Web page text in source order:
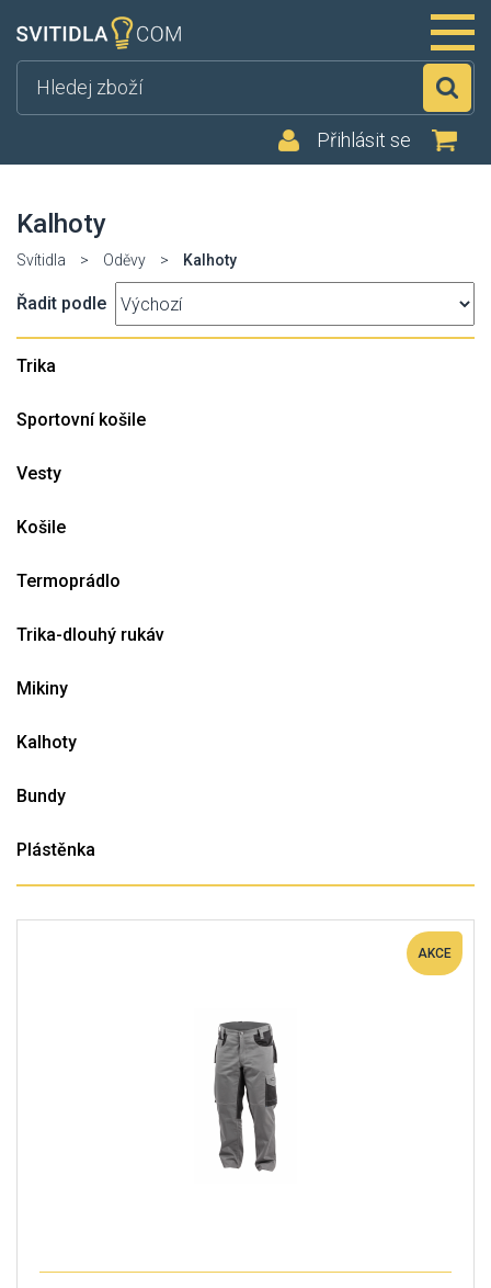
Přihlásit se
Kalhoty
Svítidla > Oděvy > Kalhoty
Řadit podle
Trika
Sportovní košile
Vesty
Košile
Termoprádlo
Trika-dlouhý rukáv
Mikiny
Kalhoty
Bundy
Plástěnka
AKCE